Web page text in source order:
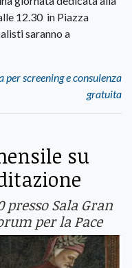
12.30 in Piazza
saranno a
per screening e consulenza
gratuita
su
presso Sala Gran
per la Pace